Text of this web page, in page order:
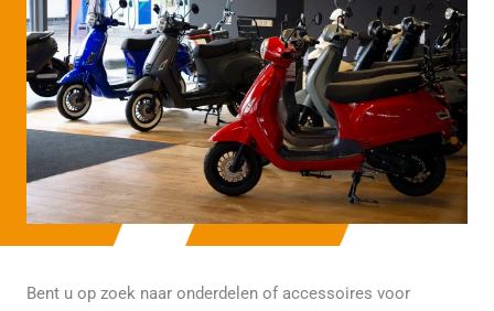
Bent u op zoek naar onderdelen of accessoires voor